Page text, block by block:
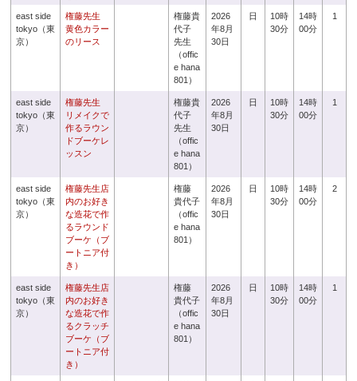
east side
tokyo（東
京）
権藤先生
黄色カラー
のリース
権藤貴
代子
先生
（offic
e hana
801）
2026
年8月
30日
日
10時
30分
14時
00分
1
east side
tokyo（東
京）
権藤先生
リメイクで
作るラウン
ドブーケレ
ッスン
権藤貴
代子
先生
（offic
e hana
801）
2026
年8月
30日
日
10時
30分
14時
00分
1
east side
tokyo（東
京）
権藤先生店
内のお好き
な造花で作
るラウンド
ブーケ（ブ
ートニア付
き）
権藤
貴代子
（offic
e hana
801）
2026
年8月
30日
日
10時
30分
14時
00分
2
east side
tokyo（東
京）
権藤先生店
内のお好き
な造花で作
るクラッチ
ブーケ（ブ
ートニア付
き）
権藤
貴代子
（offic
e hana
801）
2026
年8月
30日
日
10時
30分
14時
00分
1